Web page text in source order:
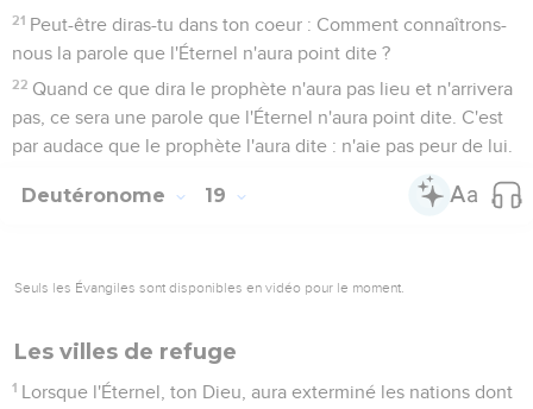
21 Peut-être diras-tu dans ton coeur : Comment connaîtrons-
nous la parole que l'Éternel n'aura point dite ?
22 Quand ce que dira le prophète n'aura pas lieu et n'arrivera
pas, ce sera une parole que l'Éternel n'aura point dite. C'est
par audace que le prophète l'aura dite : n'aie pas peur de lui.
Deutéronome 19
Seuls les Évangiles sont disponibles en vidéo pour le moment.
Les villes de refuge
1 Lorsque l'Éternel, ton Dieu, aura exterminé les nations dont